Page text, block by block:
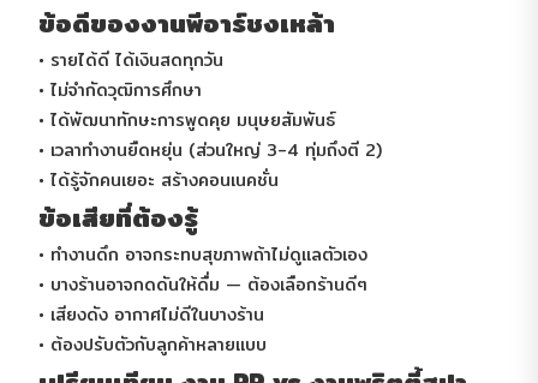
ข้อดีของงานพีอาร์ชงเหล้า
• รายได้ดี ได้เงินสดทุกวัน
• ไม่จำกัดวุฒิการศึกษา
• ได้พัฒนาทักษะการพูดคุย มนุษยสัมพันธ์
• เวลาทำงานยืดหยุ่น (ส่วนใหญ่ 3-4 ทุ่มถึงตี 2)
• ได้รู้จักคนเยอะ สร้างคอนเนคชั่น
ข้อเสียที่ต้องรู้
• ทำงานดึก อาจกระทบสุขภาพถ้าไม่ดูแลตัวเอง
• บางร้านอาจกดดันให้ดื่ม — ต้องเลือกร้านดีๆ
• เสียงดัง อากาศไม่ดีในบางร้าน
• ต้องปรับตัวกับลูกค้าหลายแบบ